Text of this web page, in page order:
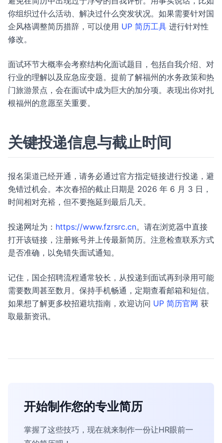
你组织过什么活动、解决过什么突发状况。如果需要针对国
企风格调整简历措辞，可以使用 UP 简历工具 进行针对性
修改。
面试环节大概率会考察结构化面试题目，包括自我介绍、对
行业的理解以及应急应变题。提前了解福州的水务政策和热
门旅游景点，会在面试中成为巨大的加分项。表现出你对扎
根福州的意愿至关重要。
关键投递信息与截止时间
报名渠道已经开通，请务必通过官方指定链接进行投递，避
免错过机会。本次春招的截止日期是 2026 年 6 月 3 日，
时间相对充裕，但不要拖延到最后几天。
投递网址为： https://www.fzrsrc.cn。请在浏览器中直接
打开该链接，注册账号并上传最新简历。注意检查联系方式
是否准确，以免错失面试通知。
记住，国企招聘流程通常较长，从投递到面试再到录用可能
需要数周甚至数月。保持手机畅通，定期查看邮箱和短信。
如果想了解更多校招避坑指南，欢迎访问 UP 简历官网 获
取最新资讯。
开始制作您的专业简历
掌握了这些技巧，现在就来制作一份让HR眼前一